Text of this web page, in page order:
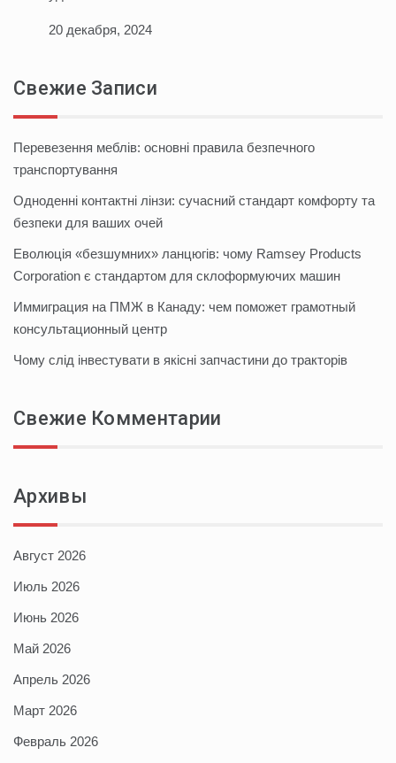
20 декабря, 2024
Свежие Записи
Перевезення меблів: основні правила безпечного
транспортування
Одноденні контактні лінзи: сучасний стандарт комфорту та
безпеки для ваших очей
Еволюція «безшумних» ланцюгів: чому Ramsey Products
Corporation є стандартом для склоформуючих машин
Иммиграция на ПМЖ в Канаду: чем поможет грамотный
консультационный центр
Чому слід інвестувати в якісні запчастини до тракторів
Свежие Комментарии
Архивы
Август 2026
Июль 2026
Июнь 2026
Май 2026
Апрель 2026
Март 2026
Февраль 2026